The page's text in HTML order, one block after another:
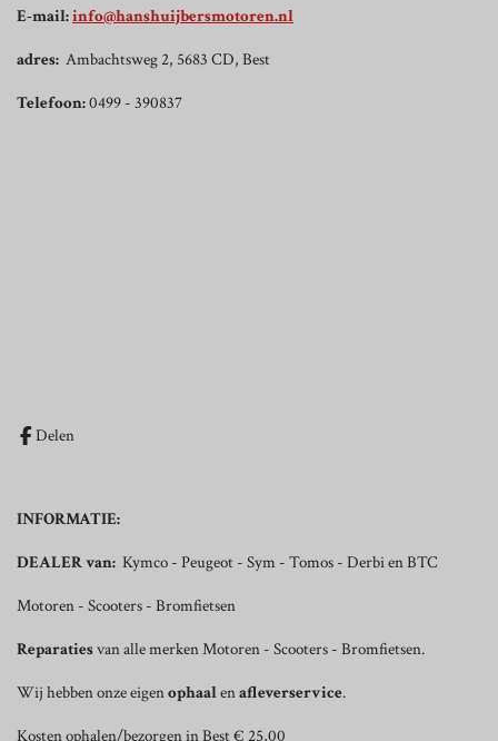
E-mail:info@hanshuijbersmotoren.nl
adres: Ambachtsweg 2, 5683 CD, Best
Telefoon:0499 - 390837
Delen
INFORMATIE:
DEALER van: Kymco - Peugeot - Sym - Tomos - Derbi en BTC
Motoren - Scooters - Bromfietsen
Reparatiesvan alle merken Motoren - Scooters - Bromfietsen.
Wij hebben onze eigenophaalenafleverservice.
Kosten ophalen/bezorgen in Best € 25,00